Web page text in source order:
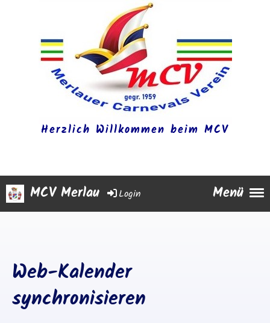
Herzlich Willkommen beim MCV
Menü
Login
MCV Merlau
Web-Kalender
synchronisieren